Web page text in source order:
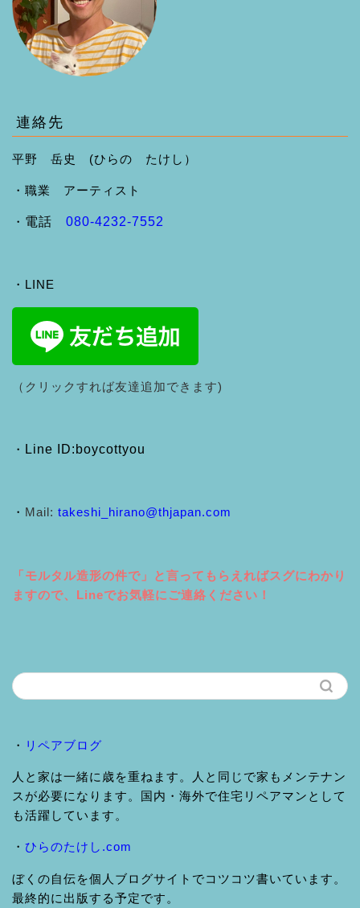
連絡先
平野 岳史 (ひらの たけし）
・職業 アーティスト
・ 電話 080-4232-7552
・LINE
（クリックすれば友達追加できます)
・ Line ID:boycottyou
・ Mail: takeshi_hirano@thjapan.com
「モルタル造形の件で」と言ってもらえればスグにわかり
ますので、Lineでお気軽にご連絡ください！
・ リペアブログ
人と家は一緒に歳を重ねます。人と同じで家もメンテナン
スが必要になります。国内・海外で住宅リペアマンとして
も活躍しています。
・ ひらのたけし.com
ぼくの自伝を個人ブログサイトでコツコツ書いています。
最終的に出版する予定です。